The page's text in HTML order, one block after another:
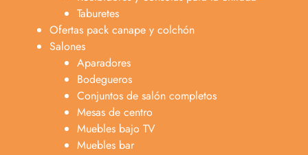
Taburetes
Ofertas pack canape y colchón
Salones
Aparadores
Bodegueros
Conjuntos de salón completos
Mesas de centro
Muebles bajo TV
Muebles bar